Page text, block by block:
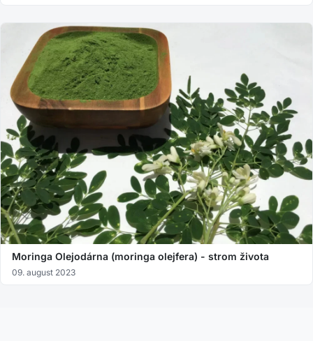
Moringa Olejodárna (moringa olejfera) - strom života
09. august 2023